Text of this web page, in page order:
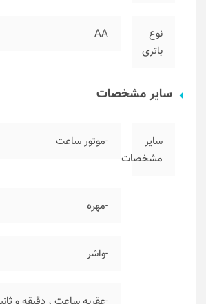
نوع
باتری
AA
سایر مشخصات
سایر
مشخصات
-موتور ساعت
-مهره
-واشر